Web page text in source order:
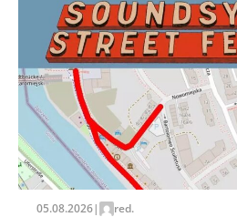
Zapamiętaj moje dane w
pisania kolejnych
05.08.2026| red.